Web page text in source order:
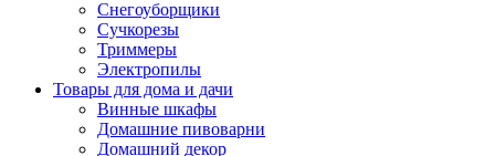
Снегоуборщики
Сучкорезы
Триммеры
Электропилы
Товары для дома и дачи
Винные шкафы
Домашние пивоварни
Домашний декор